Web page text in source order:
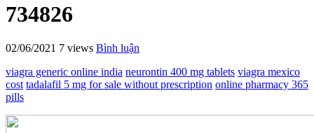
734826
02/06/2021 7 views Bình luận
viagra generic online india neurontin 400 mg tablets viagra mexico
cost tadalafil 5 mg for sale without prescription online pharmacy 365
pills